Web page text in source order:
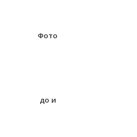
Фото
до и